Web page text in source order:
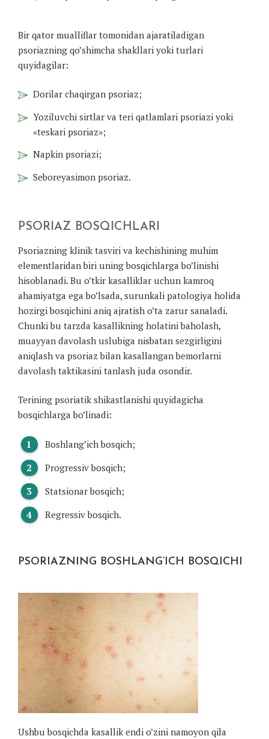
Bir qator mualliflar tomonidan ajaratiladigan
psoriazning qo’shimcha shakllari yoki turlari
quyidagilar:
Dorilar chaqirgan psoriaz;
Yoziluvchi sirtlar va teri qatlamlari psoriazi yoki
«teskari psoriaz»;
Napkin psoriazi;
Seboreyasimon psoriaz.
PSORIAZ BOSQICHLARI
Psoriazning klinik tasviri va kechishining muhim
elementlaridan biri uning bosqichlarga bo’linishi
hisoblanadi. Bu o’tkir kasalliklar uchun kamroq
ahamiyatga ega bo’lsada, surunkali patologiya holida
hozirgi bosqichini aniq ajratish o’ta zarur sanaladi.
Chunki bu tarzda kasallikning holatini baholash,
muayyan davolash uslubiga nisbatan sezgirligini
aniqlash va psoriaz bilan kasallangan bemorlarni
davolash taktikasini tanlash juda osondir.
Terining psoriatik shikastlanishi quyidagicha
bosqichlarga bo’linadi:
Boshlang’ich bosqich;
Progressiv bosqich;
Statsionar bosqich;
Regressiv bosqich.
PSORIAZNING BOSHLANG’ICH BOSQICHI
Ushbu bosqichda kasallik endi o’zini namoyon qila